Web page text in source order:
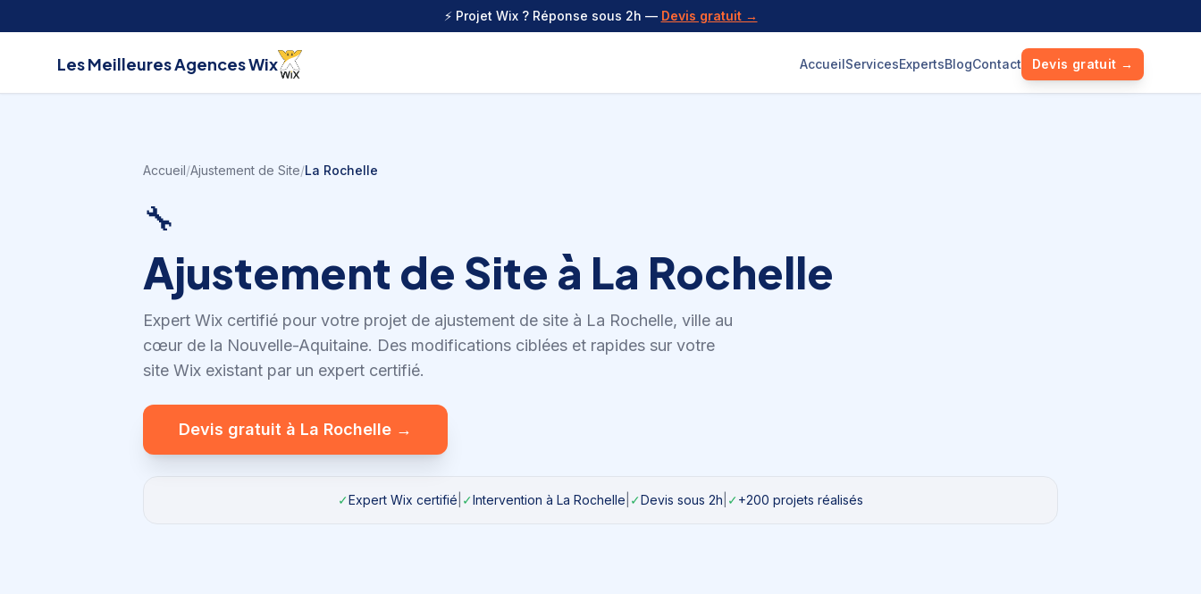
⚡ Projet Wix ? Réponse sous 2h — Devis gratuit →
Les MeilleuresAgences Wix AccueilServicesExpertsBlogContact Devis gratuit →
Accueil/Ajustement de Site/La Rochelle
🔧
Ajustement de Site à La Rochelle
Expert Wix certifié pour votre projet de ajustement de site à La Rochelle, ville au
cœur de la Nouvelle-Aquitaine. Des modifications ciblées et rapides sur votre
site Wix existant par un expert certifié.
Devis gratuit à La Rochelle →
✓Expert Wix certifié ✓Intervention à La Rochelle ✓Devis sous 2h ✓+200 projets réalisés